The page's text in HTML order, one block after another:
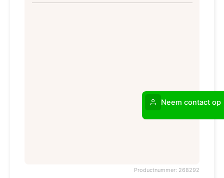
Productnummer: 268292
Neem contact op